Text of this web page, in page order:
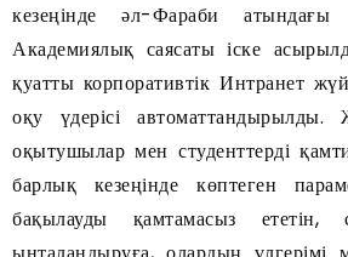
кезеңінде әл-Фараби
Академиялық саясаты іске
қуатты корпоративтік Интранет
оқу үдерісі
оқытушылар мен студенттерді
барлық кезеңінде көптеген
бақылауды қамтамасыз ететін,